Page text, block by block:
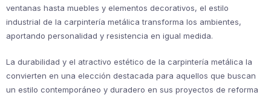
ventanas hasta muebles y elementos decorativos, el estilo
industrial de la carpintería metálica transforma los ambientes,
aportando personalidad y resistencia en igual medida.
La durabilidad y el atractivo estético de la carpintería metálica la
convierten en una elección destacada para aquellos que buscan
un estilo contemporáneo y duradero en sus proyectos de reforma